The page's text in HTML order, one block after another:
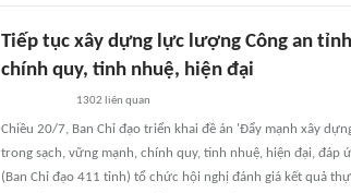
Tiếp tục xây dựng lực lượng Công an
chính quy, tinh nhuệ, hiện đại
1302 liên quan
Chiều 20/7, Ban Chỉ đạo triển khai đề án 'Đẩy mạnh xây
trong sạch, vững mạnh, chính quy, tinh nhuệ, hiện đại, đáp
(Ban Chỉ đạo 411 tỉnh) tổ chức hội nghị đánh giá kết quả